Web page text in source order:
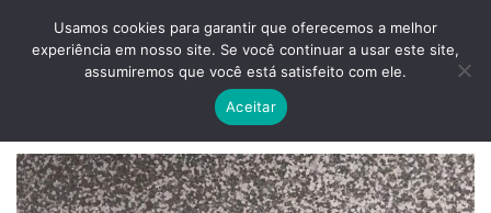
0
Usamos cookies para garantir que oferecemos a melhor
experiência em nosso site. Se você continuar a usar este site,
assumiremos que você está satisfeito com ele.
Aceitar